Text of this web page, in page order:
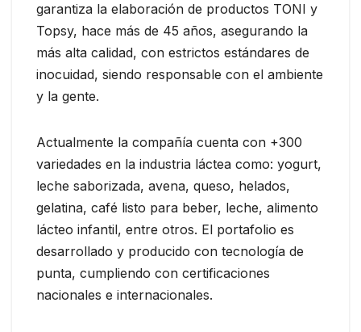
garantiza la elaboración de productos TONI y
Topsy, hace más de 45 años, asegurando la
más alta calidad, con estrictos estándares de
inocuidad, siendo responsable con el ambiente
y la gente.
Actualmente la compañía cuenta con +300
variedades en la industria láctea como: yogurt,
leche saborizada, avena, queso, helados,
gelatina, café listo para beber, leche, alimento
lácteo infantil, entre otros. El portafolio es
desarrollado y producido con tecnología de
punta, cumpliendo con certificaciones
nacionales e internacionales.